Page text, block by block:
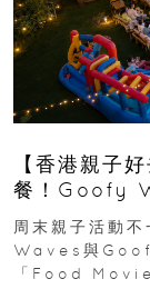
【香港親子
餐！Goofy
外影院逢週
周末親子活動
Waves與
「Food